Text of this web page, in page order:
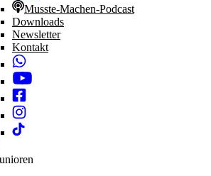
Musste-Machen-Podcast
Downloads
Newsletter
Kontakt